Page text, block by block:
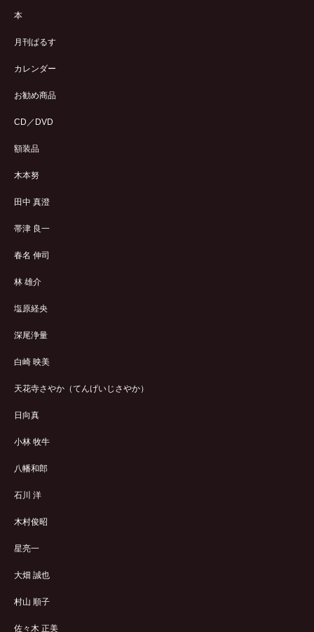
本
月刊ぱるす
カレンダー
お勧め商品
CD／DVD
額装品
木本努
田中 真澄
帯津 良一
春名 伸司
林 雄介
塩原経央
深尾浄量
白崎 映美
天花寺さやか（てんげいじさやか）
日向真
小林 牧牛
八幡和郎
石川 洋
木村俊昭
星亮一
大畑 誠也
村山 順子
佐々木 正美